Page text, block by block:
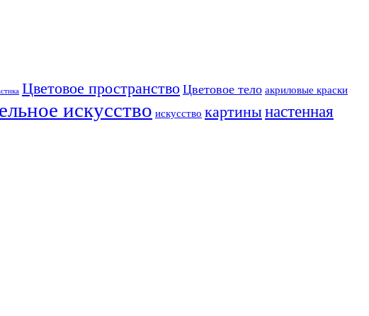
Цветовое пространство Цветовое тело акриловые краски
искусство искусство картинынастенная